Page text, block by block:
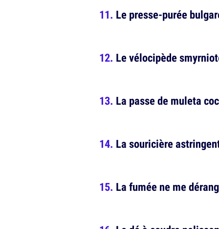
Le presse-purée
Le vélocipède
La passe de muleta
La souricière
La fumée ne me